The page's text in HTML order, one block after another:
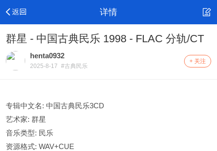
详情
群星 - 中国古典民乐 1998 - FLAC 分轨/CT
henta0932
2025-8-17 #古典民乐
+ 关注
专辑中文名: 中国古典民乐3CD
艺术家: 群星
音乐类型: 民乐
资源格式: WAV+CUE